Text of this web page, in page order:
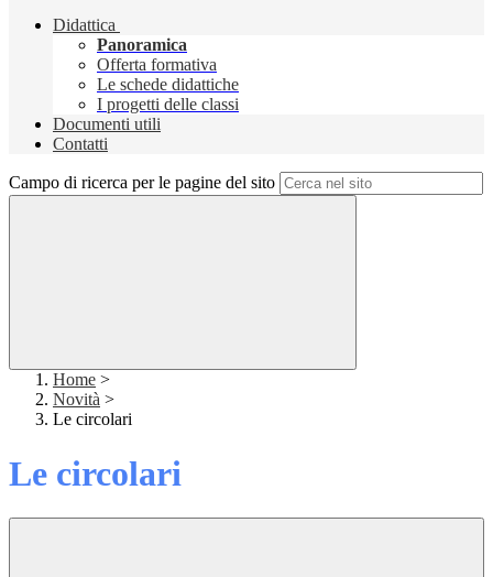
Didattica
Panoramica
Offerta formativa
Le schede didattiche
I progetti delle classi
Documenti utili
Contatti
Campo di ricerca per le pagine del sito
Home >
Novità >
Le circolari
Le circolari